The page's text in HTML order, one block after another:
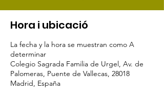
Hora i ubicació
La fecha y la hora se muestran como A
determinar
Colegio Sagrada Familia de Urgel, Av. de
Palomeras, Puente de Vallecas, 28018
Madrid, España